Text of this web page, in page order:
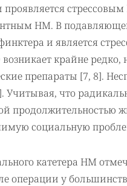
НМ. В
и является
крайне редко,
препараты [7, 8].
Учитывая, что
продолжительностью
социальную
катетера НМ
операции у